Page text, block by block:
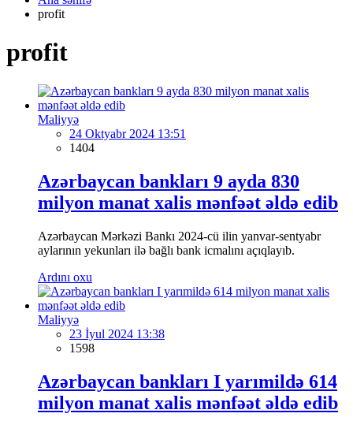
profit
profit
Maliyyə
24 Oktyabr 2024 13:51
1404
Azərbaycan bankları 9 ayda 830
milyon manat xalis mənfəət əldə edib
Azərbaycan Mərkəzi Bankı 2024-cü ilin yanvar-sentyabr
aylarının yekunları ilə bağlı bank icmalını açıqlayıb.
Ardını oxu
Maliyyə
23 İyul 2024 13:38
1598
Azərbaycan bankları I yarımildə 614
milyon manat xalis mənfəət əldə edib